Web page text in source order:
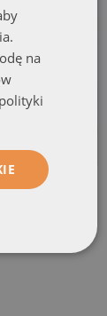
do montażu
na